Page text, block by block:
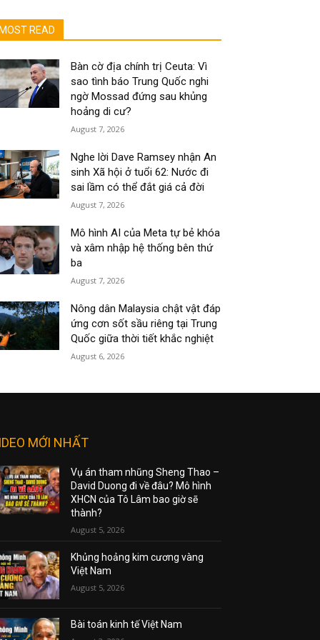
MOST READ
Bàn cờ địa chính trị Ceuta: Vì
sao tình báo Trung Quốc nghi
ngờ Mossad đứng sau khủng
hoảng di cư?
August 7, 2026
Nghe lời Dave Ramsey nhận An
sinh Xã hội ở tuổi 62: Nước đi
sai lầm có thể đắt giá cả đời
August 7, 2026
Mô hình AI của Meta tự bẻ khóa
và xâm nhập hệ thống bên thứ
ba
August 7, 2026
Nông dân Malaysia chật vật đáp
ứng cơn sốt sầu riêng tại Trung
Quốc giữa thời tiết khắc nghiệt
August 6, 2026
MỚI NHẤT
Vụ án tham nhũng Sheng Thao –
David Duong đi về đâu? Mô hình
XHCN của Tô Lâm bao giờ sẽ
thành?
August 5, 2026
Khủng hoảng kim cương vàng
Việt Nam
August 5, 2026
Bài toán kinh tế Việt Nam